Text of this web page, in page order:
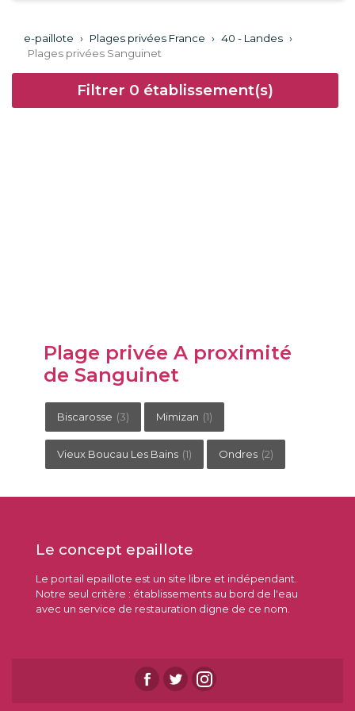
e-paillote › Plages privées France › 40 - Landes ›
Plages privées Sanguinet
Filtrer 0 établissement(s)
Plage privée A proximité
de Sanguinet
Biscarosse (3) Mimizan (1)
Vieux Boucau Les Bains (1) Ondres (2)
Le concept epaillote
Le portail epaillote est un site libre et indépendant.
Notre seul critère : établissements au bord de l'eau
avec un service de restauration digne de ce nom.